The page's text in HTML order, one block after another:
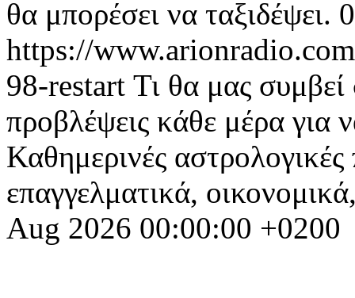
θα μπορέσει να ταξιδέψει.
https://
98-restart Τι θα μας
προβλέψεις κάθε μέρα για
Καθημερινές
επαγγελματικά,
Aug 2026 00:00:00 +0200